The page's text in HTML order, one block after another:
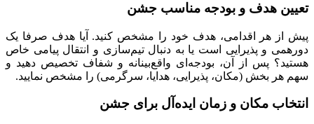
تعیین هدف و بودجه مناسب جشن
پیش از هر اقدامی، هدف خود را مشخص کنید. آیا هدف صرفا یک
دورهمی و پذیرایی است یا به دنبال تیم‌سازی و انتقال پیامی خاص
هستید؟ پس از آن، بودجه‌ای واقع‌بینانه و شفاف تخصیص دهید و
سهم هر بخش (مکان، پذیرایی، هدایا، سرگرمی) را مشخص نمایید.
انتخاب مکان و زمان ایده‌آل برای جشن